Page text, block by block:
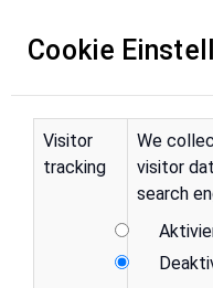
Cookie
Visitor
tracking
We
visitor
search